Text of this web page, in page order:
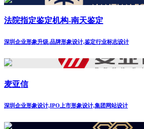
法院指定鉴定机构-南天鉴定
深圳企业形象升级.品牌形象设计,鉴定行业标志设计
麦亚信
深圳企业形象设计,IPO上市形象设计,集团网站设计